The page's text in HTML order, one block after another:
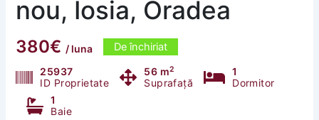
nou, Iosia, Oradea
380€/ luna De închiriat
25937
ID Proprietate
56 m2
Suprafață
1
Dormitor
1
Baie